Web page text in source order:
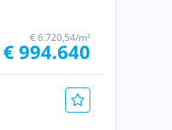
€ 6.720,54/m²
€ 994.640